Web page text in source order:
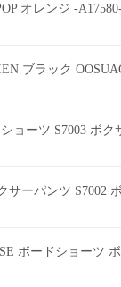
オレンジ -
ブラック
ョーツ S7003 ボク
サーパンツ S7002
ボードショーツ